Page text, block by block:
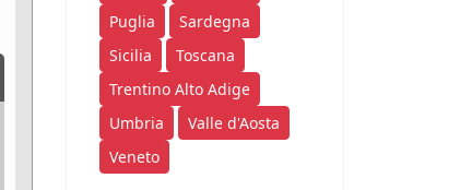
Puglia
Sardegna
Sicilia
Toscana
Trentino Alto Adige
Umbria
Valle d'Aosta
Veneto